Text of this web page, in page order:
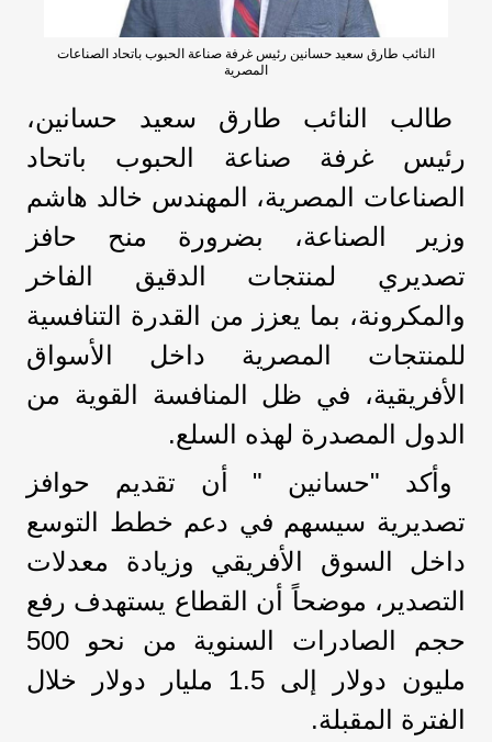
النائب طارق سعيد حسانين رئيس غرفة صناعة الحبوب باتحاد الصناعات
المصرية
طالب النائب طارق سعيد حسانين،
رئيس غرفة صناعة الحبوب باتحاد
الصناعات المصرية، المهندس خالد هاشم
وزير الصناعة، بضرورة منح حافز
تصديري لمنتجات الدقيق الفاخر
والمكرونة، بما يعزز من القدرة التنافسية
للمنتجات المصرية داخل الأسواق
الأفريقية، في ظل المنافسة القوية من
الدول المصدرة لهذه السلع.
وأكد "حسانين " أن تقديم حوافز
تصديرية سيسهم في دعم خطط التوسع
داخل السوق الأفريقي وزيادة معدلات
التصدير، موضحاً أن القطاع يستهدف رفع
حجم الصادرات السنوية من نحو 500
مليون دولار إلى 1.5 مليار دولار خلال
الفترة المقبلة.